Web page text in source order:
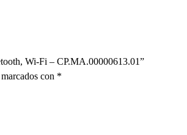
Wi-Fi – CP.MA.00000613.01”
con *